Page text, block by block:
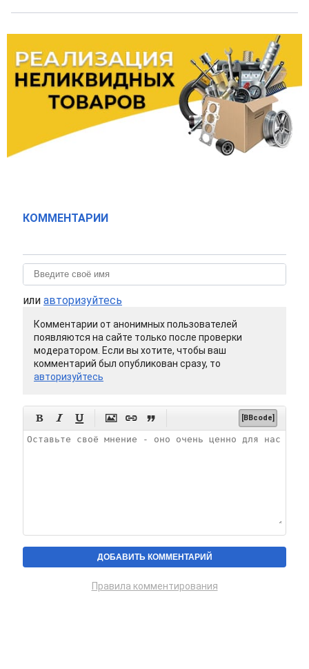
КОММЕНТАРИИ
или авторизуйтесь
Комментарии от анонимных пользователей
появляются на сайте только после проверки
модератором. Если вы хотите, чтобы ваш
комментарий был опубликован сразу, то
авторизуйтесь
      [BBcode]
Правила комментирования